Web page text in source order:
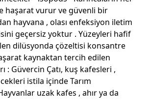
haşarat vurur ve güvenli bir
hayvana , olası enfeksiyon iletim
geçersiz yoktur . Yüzeyleri hafif
dilüsyonda çözeltisi konsantre
kaynaktan tercih edilen
: Güvercin Çatı, kuş kafesleri ,
istila içinde Tarım
uzak kafes , ahır ya da